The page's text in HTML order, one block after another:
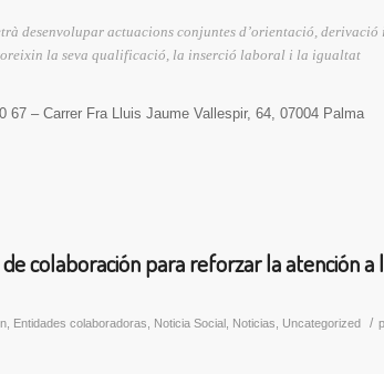
desenvolupar actuacions conjuntes d’orientació, derivació i
la seva qualificació, la inserció laboral i la igualtat
67 – Carrer Fra Lluis Jaume Vallespir, 64, 07004 Palma
colaboración para reforzar la atención a
Entidades colaboradoras Noticia Social Noticias Uncategorized /